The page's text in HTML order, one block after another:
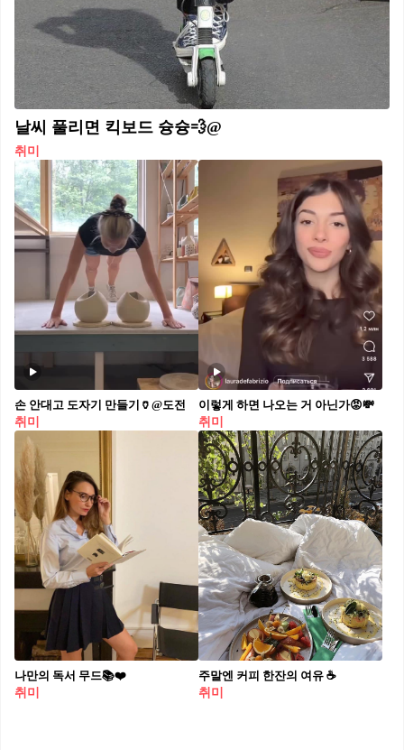
날씨 풀리면 킥보드 슝슝💨@
취미
손 안대고 도자기 만들기🏺@도전
취미
이렇게 하면 나오는 거 아닌가😡💸
취미
나만의 독서 무드📚❤️
취미
주말엔 커피 한잔의 여유 ☕️
취미